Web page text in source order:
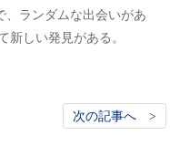
、ランダムな出会いがあ
新しい発見がある。
次の記事へ >